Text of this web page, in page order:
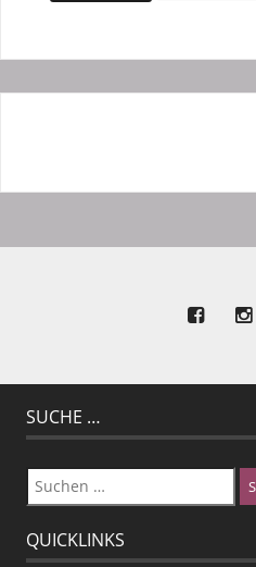
SUCHE …
Suchen
nach:
QUICKLINKS